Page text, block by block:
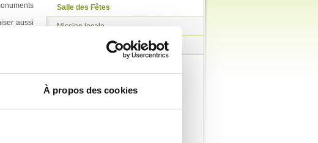
À propos des cookies
aussi
au
les
Salle des Fêtes
Mission locale